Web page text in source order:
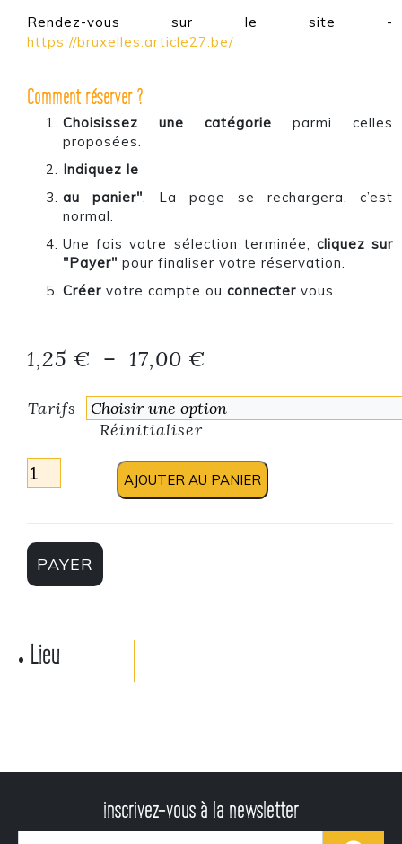
Rendez-vous sur le site -
https://bruxelles.article27.be/
Comment réserver ?
Choisissez une catégorie parmi celles
proposées.
Indiquez le
au panier". La page se rechargera, c’est
normal.
Une fois votre sélection terminée, cliquez sur
"Payer" pour finaliser votre réservation.
Créer votre compte ou connecter vous.
1,25 € – 17,00 €
Tarifs
Réinitialiser
quantité de Balade sonore et contée – Vous avez
AJOUTER AU PANIER
PAYER
• Lieu
inscrivez-vous à la newsletter